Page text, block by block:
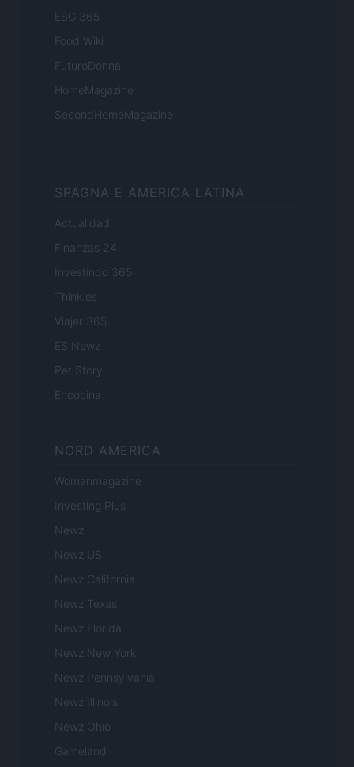
ESG 365
Food Wiki
FuturoDonna
HomeMagazine
SecondHomeMagazine
SPAGNA E AMERICA LATINA
Actualidad
Finanzas 24
Investindo 365
Think.es
Viajar 365
ES Newz
Pet Story
Encocina
NORD AMERICA
Womanmagazine
Investing Plus
Newz
Newz US
Newz California
Newz Texas
Newz Florida
Newz New York
Newz Pennsylvania
Newz Illinois
Newz Ohio
Gameland